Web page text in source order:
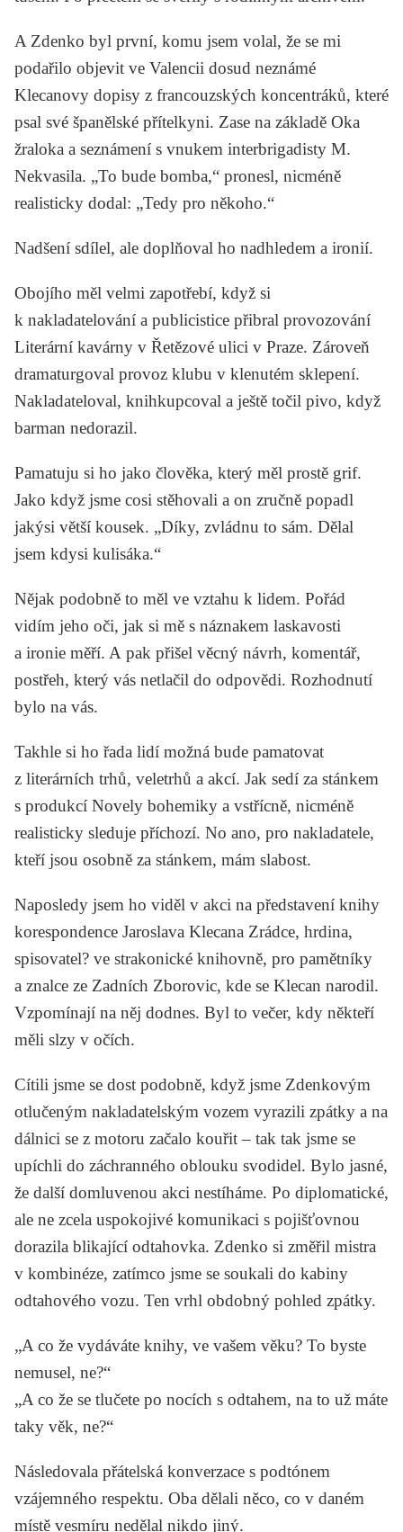
A Zdenko byl první, komu jsem volal, že se mi
podařilo objevit ve Valencii dosud neznámé
Klecanovy dopisy z francouzských koncentráků, které
psal své španělské přítelkyni. Zase na základě Oka
žraloka a seznámení s vnukem interbrigadisty M.
Nekvasila. „To bude bomba,“ pronesl, nicméně
realisticky dodal: „Tedy pro někoho.“
Nadšení sdílel, ale doplňoval ho nadhledem a ironií.
Obojího měl velmi zapotřebí, když si
k nakladatelování a publicistice přibral provozování
Literární kavárny v Řetězové ulici v Praze. Zároveň
dramaturgoval provoz klubu v klenutém sklepení.
Nakladateloval, knihkupcoval a ještě točil pivo, když
barman nedorazil.
Pamatuju si ho jako člověka, který měl prostě grif.
Jako když jsme cosi stěhovali a on zručně popadl
jakýsi větší kousek. „Díky, zvládnu to sám. Dělal
jsem kdysi kulisáka.“
Nějak podobně to měl ve vztahu k lidem. Pořád
vidím jeho oči, jak si mě s náznakem laskavosti
a ironie měří. A pak přišel věcný návrh, komentář,
postřeh, který vás netlačil do odpovědi. Rozhodnutí
bylo na vás.
Takhle si ho řada lidí možná bude pamatovat
z literárních trhů, veletrhů a akcí. Jak sedí za stánkem
s produkcí Novely bohemiky a vstřícně, nicméně
realisticky sleduje příchozí. No ano, pro nakladatele,
kteří jsou osobně za stánkem, mám slabost.
Naposledy jsem ho viděl v akci na představení knihy
korespondence Jaroslava Klecana Zrádce, hrdina,
spisovatel? ve strakonické knihovně, pro pamětníky
a znalce ze Zadních Zborovic, kde se Klecan narodil.
Vzpomínají na něj dodnes. Byl to večer, kdy někteří
měli slzy v očích.
Cítili jsme se dost podobně, když jsme Zdenkovým
otlučeným nakladatelským vozem vyrazili zpátky a na
dálnici se z motoru začalo kouřit – tak tak jsme se
upíchli do záchranného oblouku svodidel. Bylo jasné,
že další domluvenou akci nestíháme. Po diplomatické,
ale ne zcela uspokojivé komunikaci s pojišťovnou
dorazila blikající odtahovka. Zdenko si změřil mistra
v kombinéze, zatímco jsme se soukali do kabiny
odtahového vozu. Ten vrhl obdobný pohled zpátky.
„A co že vydáváte knihy, ve vašem věku? To byste
nemusel, ne?“
„A co že se tlučete po nocích s odtahem, na to už máte
taky věk, ne?“
Následovala přátelská konverzace s podtónem
vzájemného respektu. Oba dělali něco, co v daném
místě vesmíru nedělal nikdo jiný.